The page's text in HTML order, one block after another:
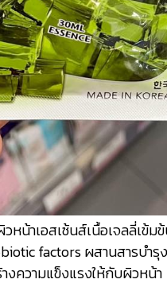
หน้าเอสเซ้นส์เนื้อเจลลี่เข้ม
factors ผสานสารบำ
งความแข็งแรงให้กับผิวหน้า